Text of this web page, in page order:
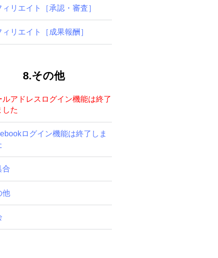
ィリエイト［承認・審査］
ィリエイト［成果報酬］
8.その他
ルアドレスログイン機能は終了
した
ログイン機能は終了しま
合
他